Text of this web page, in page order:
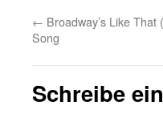
← Broadway’s Like
Song
Schreibe